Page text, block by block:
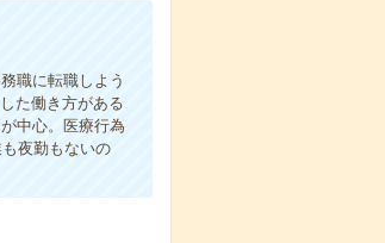
職に転職しよう
た働き方がある
中心。医療行為
夜勤もないの